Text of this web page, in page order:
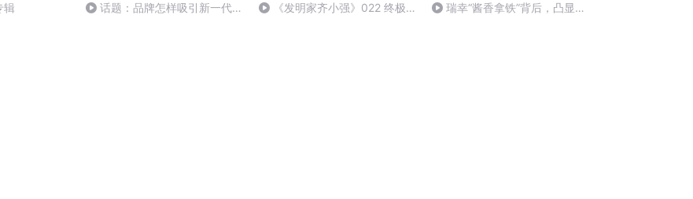
辑
话题：品牌怎样吸引新一代消
《发明家齐小强》022 终极
瑞幸“酱香拿铁”背后，凸显茅